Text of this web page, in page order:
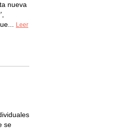
nueva
Leer
se